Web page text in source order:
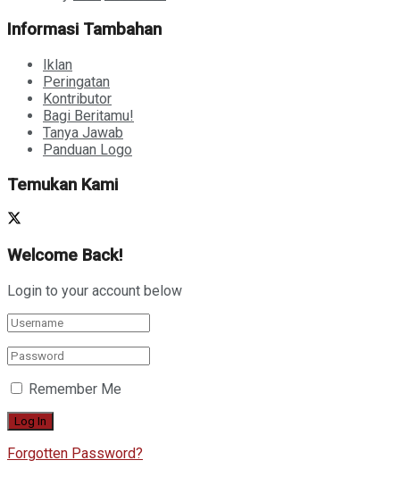
Informasi Tambahan
Iklan
Peringatan
Kontributor
Bagi Beritamu!
Tanya Jawab
Panduan Logo
Temukan Kami
Welcome Back!
Login to your account below
Remember Me
Forgotten Password?